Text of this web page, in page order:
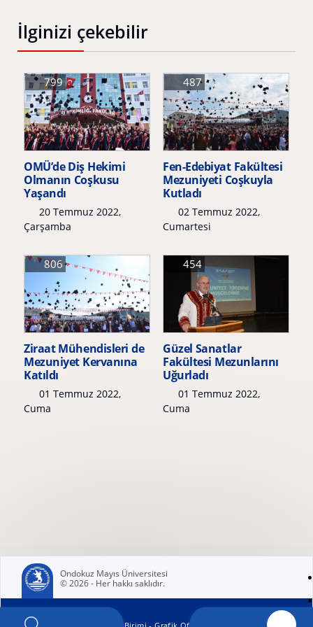
İlginizi çekebilir
OMÜ’de Diş Hekimi
Olmanın Coşkusu
Yaşandı
20 Temmuz 2022,
Çarşamba
799
Fen-Edebiyat Fakültesi
Mezuniyeti Coşkuyla
Kutladı
02 Temmuz 2022,
Cumartesi
487
Ziraat Mühendisleri de
Mezuniyet Kervanına
Katıldı
01 Temmuz 2022,
Cuma
806
Güzel Sanatlar
Fakültesi Mezunlarını
Uğurladı
01 Temmuz 2022,
Cuma
454
Ondokuz Mayıs Üniversitesi
© 2026 - Her hakkı saklıdır.
(yeni sekmede açılır)